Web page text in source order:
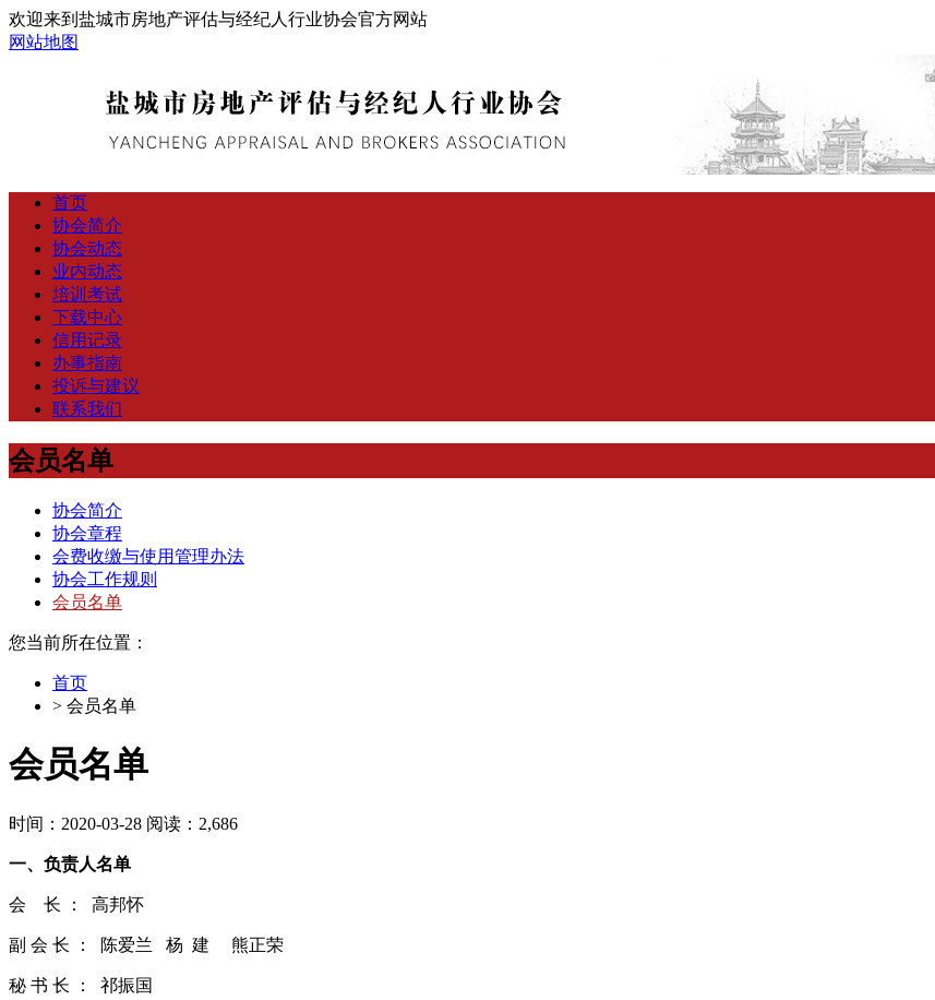
欢迎来到盐城市房地产评估与经纪人行业协会官方网站
网站地图
首页
协会简介
协会动态
业内动态
培训考试
下载中心
信用记录
办事指南
投诉与建议
联系我们
会员名单
协会简介
协会章程
会费收缴与使用管理办法
协会工作规则
会员名单
您当前所在位置：
首页
> 会员名单
会员名单
时间：2020-03-28 阅读：2,686
一、负责人名单
会 长 ： 高邦怀
副 会 长 ： 陈爱兰 杨 建 熊正荣
秘 书 长 ： 祁振国